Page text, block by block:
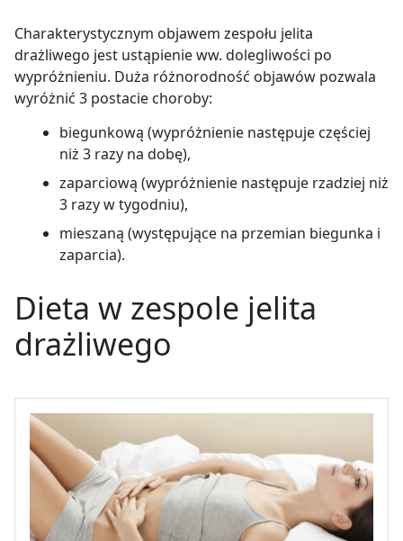
Charakterystycznym objawem zespołu jelita
drażliwego jest ustąpienie ww. dolegliwości po
wypróżnieniu. Duża różnorodność objawów pozwala
wyróżnić 3 postacie choroby:
biegunkową (wypróżnienie następuje częściej
niż 3 razy na dobę),
zaparciową (wypróżnienie następuje rzadziej niż
3 razy w tygodniu),
mieszaną (występujące na przemian biegunka i
zaparcia).
Dieta w zespole jelita
drażliwego